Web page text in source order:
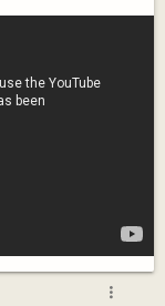
more_vert